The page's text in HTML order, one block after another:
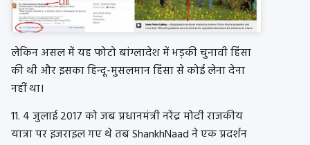
लेकिन असल में यह फोटो बांग्लादेश में भड़की चुनावी हिंसा
की थी और इसका हिन्दू-मुसलमान हिंसा से कोई लेना देना
नहीं था।
11. 4 जुलाई 2017 को जब प्रधानमंत्री नरेंद्र मोदी राजकीय
यात्रा पर इजराइल गए थे तब ShankhNaad ने एक प्रदर्शन